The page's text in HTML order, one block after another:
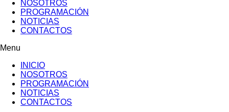
NOSOTROS
PROGRAMACIÓN
NOTICIAS
CONTACTOS
Menu
INICIO
NOSOTROS
PROGRAMACIÓN
NOTICIAS
CONTACTOS